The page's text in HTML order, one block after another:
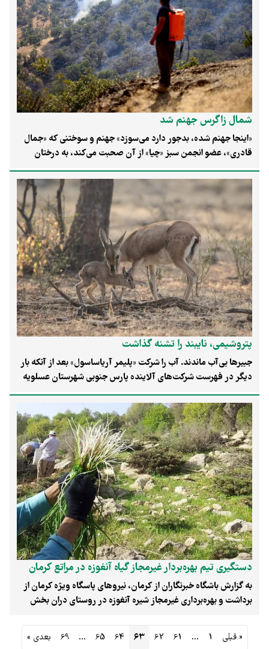
شمال زاگرس جهنم شد
«اینجا جهنم شده،‌ بدجور دارد می‌سوزد» جهنم و سوختنی که «جمال
قادری»، عضو انجمن سبز «چیا» از آن صحبت می‌کند، به درختان
زاگرس در شمال‌غرب ایران مربوط می‌شود. به گفتهٔ او، تا جمعه ۱۳
مرداد بیش از ۱۲۰ مورد آتش‌سوزی در منطقه اتفاق افتاده، اما در دو
هفتهٔ اخیر حجم آتش‌‌سوزی‌ها غیرقابل تصور بوده است. او می‌گوید:
«بارندگی‌‌ها باعث شد پوشش گیاهی انبوه شود،‌ گرمای هوا منطقه را
مستعد آتش‌سوزی کرد و باد زیادی که این روزها می‌وزد باعث شده
حجم منطقهٔ حریق بیشتر و کنترل سخت شود.»
پتروشیمی، نایبند را تشنه گذاشت
جبیرها بی‌آب ماندند. آب را شرکت «پلیمر آریاساسول» بعد از آنکه بار
دیگر در فهرست شرکت‌های آلاینده پارس جنوبی شهرستان عسلویه
قرار گرفت، بر روی سایت تکثیر و پرورش پارک ملی نایبند قطع کرد.
این شرکت، چند سال قبل به‌ عنوان مسئولیت اجتماعی، حمایت از
جبیرها را برعهده گرفته بود اما با شرایط پیش‌آمده حمایتش را قطع
کرد. این تنها تخلف این شرکت نیست؛ شهرک‌سازی و ساخت اقامتگاه
در «پارک ملی نایبند» برای کارکنان این شرکت که از چهار سال قبل
شروع شده، تخلف گسترده‌تری است. تخلفی که سازمان حفاظت
محیط زیست و سایر سازمان‌های متولی بر روی آن چشم بسته‌اند.
یکی از فعالان محیط زیست منطقه با گلایه از عملکرد سازمان محیط
زیست، بستن آب بر روی جبیرها را گروکشی این شرکت می‌داند؛ در
همین حال سازمان و اداره کل محیط زیست استان بوشهر که باید
پاسخگوی این وضعیت باشند، جوابی به پیگیری‌های «پیام‌ما» ندادند و
فقط به وعده انتشار جوابیه‌ بسنده کردند.
دستگیری تیم بهره‌بردار غیرمجاز گیاه آنغوزه در مراتع کرمان
به گزارش باشگاه خبرنگاران از کرمان، نیروهای پاسگاه ویژه کرمان از
برداشت و بهره‌برداری غیرمجاز شیره آنغوزه در روستای دران بخش
« قبلی
1
…
61
62
63
64
65
…
69 بعدی »